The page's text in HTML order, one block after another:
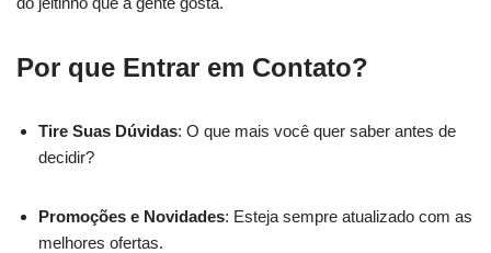
Por que Entrar em Contato?
Tire Suas Dúvidas: O que mais você quer saber antes de
decidir?
Promoções e Novidades: Esteja sempre atualizado com as
melhores ofertas.